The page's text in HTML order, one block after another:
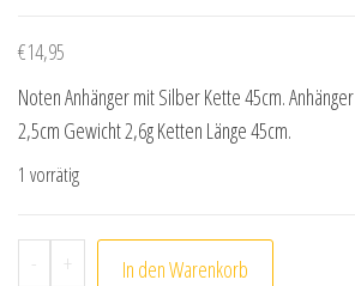
€14,95
Noten Anhänger mit Silber Kette 45cm.
2,5cm Gewicht 2,6g Ketten Länge 45cm.
1 vorrätig
- Notenschlüssel / Note Anhänger
+ In den Warenkorb